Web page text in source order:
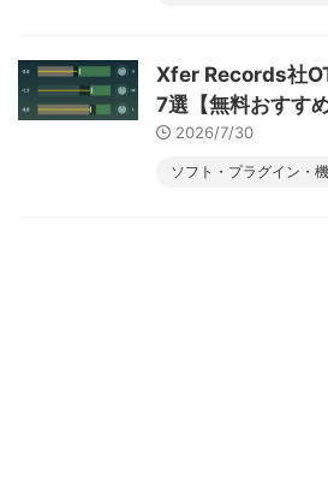
Xfer Records社
7選【無料おすす
2026/7/30
ソフト・プラグイン・